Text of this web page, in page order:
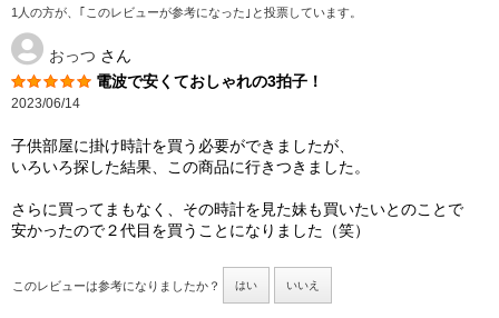
1人の方が、｢このレビューが参考になった｣と投票しています。
おっつ さん
電波で安くておしゃれの3拍子！
2023/06/14
子供部屋に掛け時計を買う必要ができましたが、
いろいろ探した結果、この商品に行きつきました。
さらに買ってまもなく、その時計を見た妹も買いたいとのことで
安かったので２代目を買うことになりました（笑）
このレビューは参考になりましたか？ はい いいえ